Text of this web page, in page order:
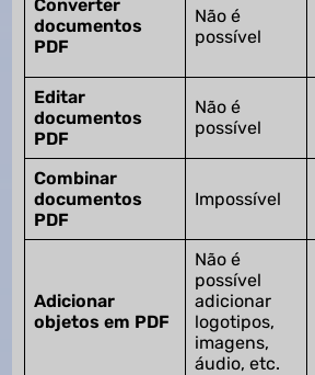
Converter
documentos
PDF
Não é
possível
Editar
documentos
PDF
Não é
possível
Combinar
documentos
PDF
Impossível
Adicionar
objetos em PDF
Não é
possível
adicionar
logotipos,
imagens,
áudio, etc.